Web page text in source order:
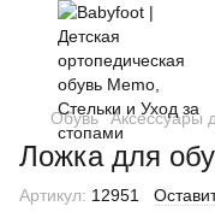
Обувь Аксессуары
Ложка для
Артикул: 12951